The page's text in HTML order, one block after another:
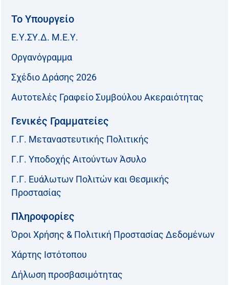
Το Υπουργείο
Ε.Υ.ΣΥ.Δ. Μ.Ε.Υ.
Οργανόγραμμα
Σχέδιο Δράσης 2026
Αυτοτελές Γραφείο Συμβούλου Ακεραιότητας
Γενικές Γραμματείες
Γ.Γ. Μεταναστευτικής Πολιτικής
Γ.Γ. Υποδοχής Αιτούντων Άσυλο
Γ.Γ. Ευάλωτων Πολιτών και Θεσμικής
Προστασίας
Πληροφορίες
Όροι Χρήσης & Πολιτική Προστασίας Δεδομένων
Χάρτης Ιστότοπου
Δήλωση προσβασιμότητας